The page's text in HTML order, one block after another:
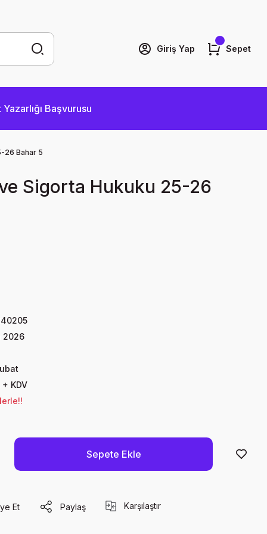
Giriş Yap Sepet
Yazarlığı Başvurusu
26 Bahar 5
Sigorta Hukuku 25-26
2026
KDV
Sepete Ekle
Et Paylaş Karşılaştır